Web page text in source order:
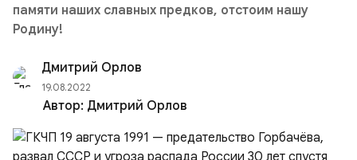
памяти наших славных предков, отстоим нашу
Родину!
Дмитрий Орлов
19.08.2022
Автор: Дмитрий Орлов